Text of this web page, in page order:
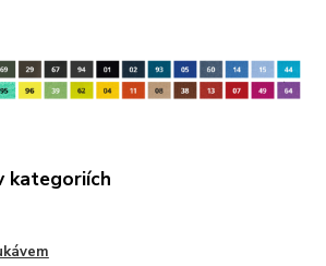
kategoriích